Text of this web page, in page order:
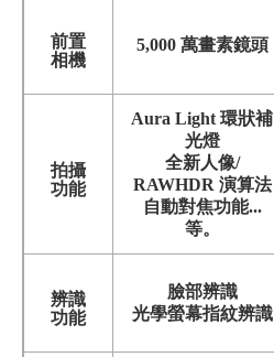
前置
相機
5,000 萬畫素鏡頭
拍攝
功能
Aura Light 環狀補
光燈
全新人像/
RAWHDR 演算法
自動對焦功能...
等。
辨識
功能
臉部辨識
光學螢幕指紋辨識